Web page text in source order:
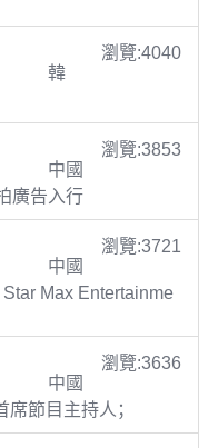
瀏覽:4040
韓
瀏覽:3853
中國
廣告入行
瀏覽:3721
中國
Max Entertainme
瀏覽:3636
中國
節目主持人；